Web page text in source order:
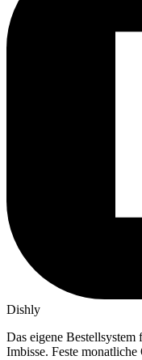
Dishly
Das eigene Bestellsystem
Imbisse. Feste